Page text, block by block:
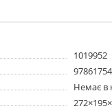
1019952
Немає в